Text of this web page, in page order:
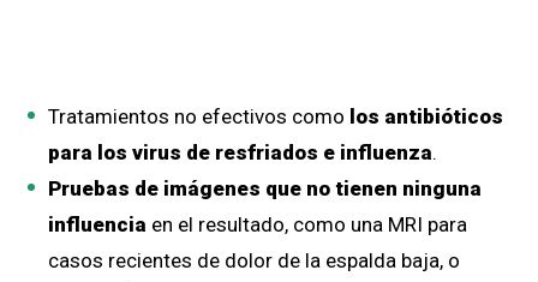
Tratamientos no efectivos como los antibióticos
para los virus de resfriados e influenza.
Pruebas de imágenes que no tienen ninguna
influencia en el resultado, como una MRI para
casos recientes de dolor de la espalda baja, o